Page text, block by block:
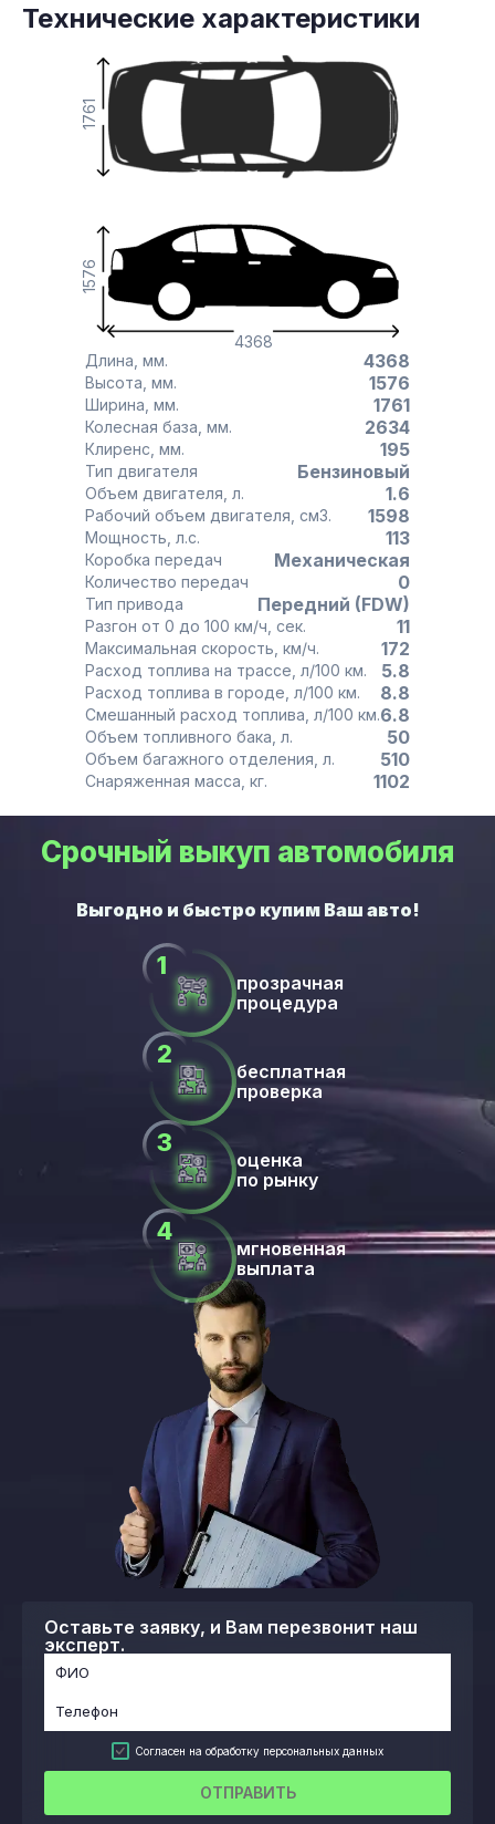
Технические характеристики
4368
1576
1761
Длина, мм. 4368
Высота, мм. 1576
Ширина, мм. 1761
Колесная база, мм. 2634
Клиренс, мм. 195
Тип двигателя Бензиновый
Объем двигателя, л. 1.6
Рабочий объем двигателя, см3. 1598
Мощность, л.с. 113
Коробка передач Механическая
Количество передач 0
Тип привода Передний (FDW)
Разгон от 0 до 100 км/ч, сек. 11
Максимальная скорость, км/ч. 172
Расход топлива на трассе, л/100 км. 5.8
Расход топлива в городе, л/100 км. 8.8
Смешанный расход топлива, л/100 км.6.8
Объем топливного бака, л. 50
Объем багажного отделения, л. 510
Снаряженная масса, кг. 1102
Срочный выкуп автомобиля
Оставьте заявку, и Вам перезвонит наш
эксперт.
Согласен на обработку персональных данных
ОТПРАВИТЬ
прозрачная
процедура
бесплатная
проверка
оценка
по рынку
мгновенная
выплата